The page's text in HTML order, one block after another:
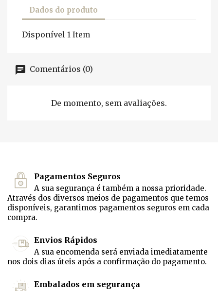
Dados do produto
Disponível 1 Item
Comentários (0)
De momento, sem avaliações.
Pagamentos Seguros
A sua segurança é também a nossa prioridade.
Através dos diversos meios de pagamentos que temos
disponíveis, garantimos pagamentos seguros em cada
compra.
Envios Rápidos
A sua encomenda será enviada imediatamente
nos dois dias úteis após a confirmação do pagamento.
Embalados em segurança